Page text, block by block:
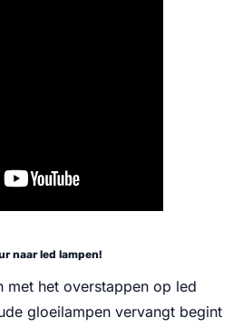
naar led lampen!
met het overstappen op led
gloeilampen vervangt begint